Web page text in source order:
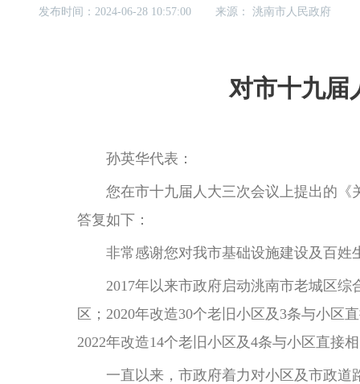
发布时间：2024-06-28 10:57:00 来源：洮南市人民政府
对市十九届
孙英华代表：
您在市十九届人大三次会议上提出的《
答复如下：
非常感谢您对我市基础设施建设及百姓
2017年以来市政府启动洮南市老城区综
区；2020年改造30个老旧小区及3条与小区
2022年改造14个老旧小区及4条与小区直接
一直以来，市政府着力对小区及市政道